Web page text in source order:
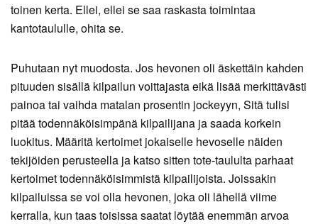
toinen kerta. Ellei, ellei se saa raskasta toimintaa
kantotaululle, ohita se.
Puhutaan nyt muodosta. Jos hevonen oli äskettäin kahden
pituuden sisällä kilpailun voittajasta eikä lisää merkittävästi
painoa tai vaihda matalan prosentin jockeyyn, Sitä tulisi
pitää todennäköisimpänä kilpailijana ja saada korkein
luokitus. Määritä kertoimet jokaiselle hevoselle näiden
tekijöiden perusteella ja katso sitten tote-taululta parhaat
kertoimet todennäköisimmistä kilpailijoista. Joissakin
kilpailuissa se voi olla hevonen, joka oli lähellä viime
kerralla, kun taas toisissa saatat löytää enemmän arvoa